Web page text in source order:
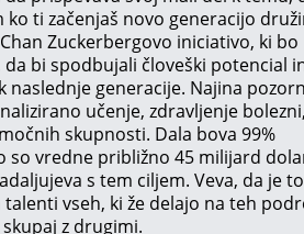
ti začenjaš novo generacijo
Zuckerbergovo iniciativo, ki bo
da bi spodbujali človeški potencial
generacije. Najina
učenje, zdravljenje bolezni,
skupnosti. Dala bova 99%
vredne približno 45 milijard
s tem ciljem. Veva, da je
vseh, ki že delajo na teh
z drugimi.